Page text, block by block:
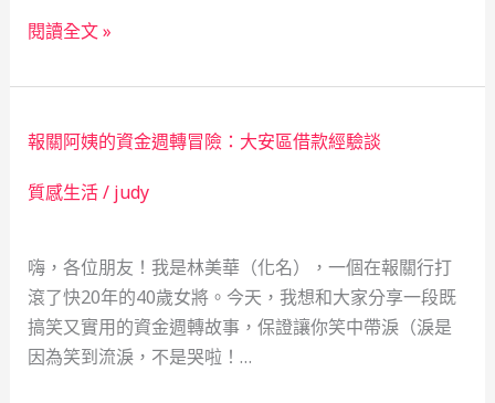
事
覺
與
變
森
謎
一
位
林
女
子
的
緊
閱讀全文 »
報關阿姨的資金週轉冒險：大安區借款經驗談
質感生活/ judy
嗨，各位朋友！我是林美華（化名），一個在報關行打
滾了快20年的40歲女將。今天，我想和大家分享一段既
搞笑又實用的資金週轉故事，保證讓你笑中帶淚（淚是
因為笑到流淚，不是哭啦！…